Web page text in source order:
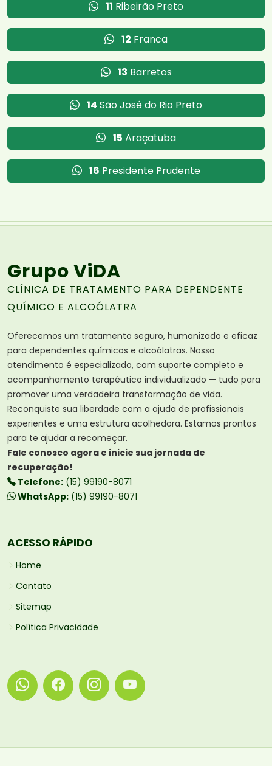
11 Ribeirão Preto
12 Franca
13 Barretos
14 São José do Rio Preto
15 Araçatuba
16 Presidente Prudente
Grupo ViDA
CLÍNICA DE TRATAMENTO PARA DEPENDENTE
QUÍMICO E ALCOÓLATRA
Oferecemos um tratamento seguro, humanizado e eficaz
para dependentes químicos e alcoólatras. Nosso
atendimento é especializado, com suporte completo e
acompanhamento terapêutico individualizado — tudo para
promover uma verdadeira transformação de vida.
Reconquiste sua liberdade com a ajuda de profissionais
experientes e uma estrutura acolhedora. Estamos prontos
para te ajudar a recomeçar.
Fale conosco agora e inicie sua jornada de
recuperação!
Telefone: (15) 99190-8071
WhatsApp: (15) 99190-8071
ACESSO RÁPIDO
Home
Contato
Sitemap
Política Privacidade